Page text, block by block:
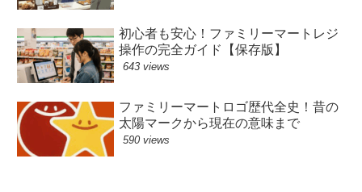
初心者も安心！ファミリーマートレジ
操作の完全ガイド【保存版】
643 views
ファミリーマートロゴ歴代全史！昔の
太陽マークから現在の意味まで
590 views